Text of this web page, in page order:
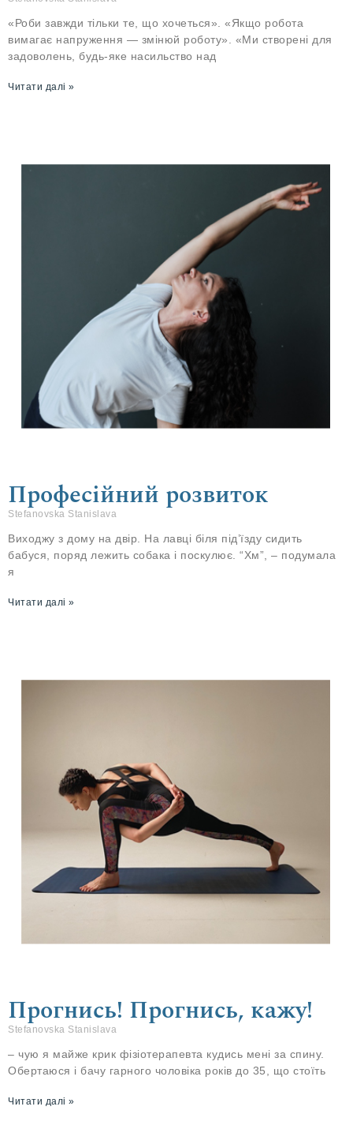
«Роби завжди тільки те, що хочеться». «Якщо робота
вимагає напруження — змінюй роботу». «Ми створені для
задоволень, будь-яке насильство над
Читати далі »
Професійний розвиток
Stefanovska Stanislava
Виходжу з дому на двір. На лавці біля під’їзду сидить
бабуся, поряд лежить собака і поскулює. “Хм”, – подумала
я
Читати далі »
Прогнись! Прогнись, кажу!
Stefanovska Stanislava
– чую я майже крик фізіотерапевта кудись мені за спину.
Обертаюся і бачу гарного чоловіка років до 35, що стоїть
Читати далі »